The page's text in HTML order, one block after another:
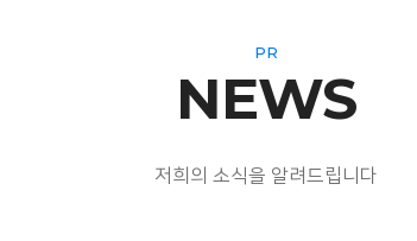
PR
NEWS
저희의 소식을 알려드립니다